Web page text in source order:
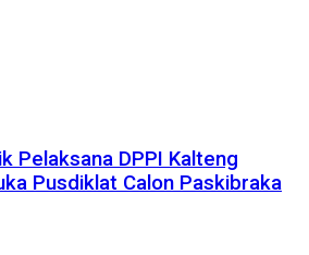
Pelaksana DPPI Kalteng
Pusdiklat Calon Paskibraka